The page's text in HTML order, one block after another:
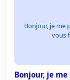
Bonjour, je me
vous
Bonjour, je